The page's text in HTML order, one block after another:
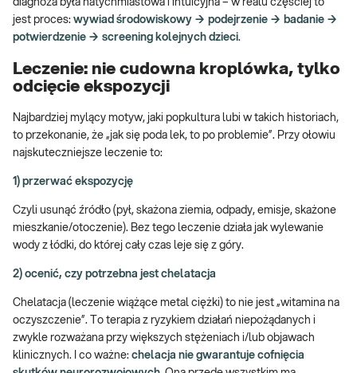
diagnoza była natychmiastowa i intuicyjna – w realu częściej to
jest proces: wywiad środowiskowy → podejrzenie → badanie →
potwierdzenie → screening kolejnych dzieci.
Leczenie: nie cudowna kroplówka, tylko
odcięcie ekspozycji
Najbardziej mylący motyw, jaki popkultura lubi w takich historiach,
to przekonanie, że „jak się poda lek, to po problemie”. Przy ołowiu
najskuteczniejsze leczenie to:
1) przerwać ekspozycję
Czyli usunąć źródło (pył, skażona ziemia, odpady, emisje, skażone
mieszkanie/otoczenie). Bez tego leczenie działa jak wylewanie
wody z łódki, do której cały czas leje się z góry.
2) ocenić, czy potrzebna jest chelatacja
Chelatacja (leczenie wiążące metal ciężki) to nie jest „witamina na
oczyszczenie”. To terapia z ryzykiem działań niepożądanych i
zwykle rozważana przy większych stężeniach i/lub objawach
klinicznych. I co ważne: chelacja nie gwarantuje cofnięcia